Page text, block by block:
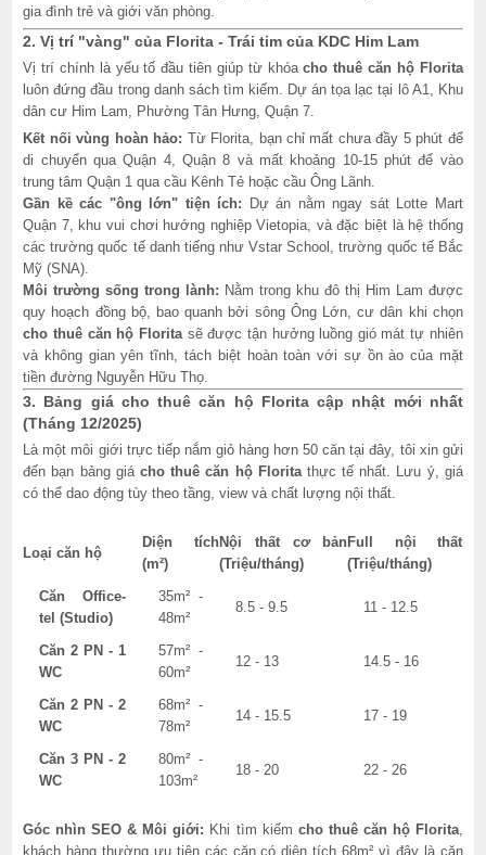
gia đình trẻ và giới văn phòng.
2. Vị trí "vàng" của Florita - Trái tim của KDC Him Lam
Vị trí chính là yếu tố đầu tiên giúp từ khóacho thuê căn hộ Florita
luôn đứng đầu trong danh sách tìm kiếm. Dự án tọa lạc tại lô A1, Khu
dân cư Him Lam, Phường Tân Hưng, Quận 7.
Kết nối vùng hoàn hảo: Từ Florita, bạn chỉ mất chưa đầy 5 phút để
di chuyển qua Quận 4, Quận 8 và mất khoảng 10-15 phút để vào
trung tâm Quận 1 qua cầu Kênh Tẻ hoặc cầu Ông Lãnh.
Gần kề các "ông lớn" tiện ích: Dự án nằm ngay sát Lotte Mart
Quận 7, khu vui chơi hướng nghiệp Vietopia, và đặc biệt là hệ thống
các trường quốc tế danh tiếng như Vstar School, trường quốc tế Bắc
Mỹ (SNA).
Môi trường sống trong lành: Nằm trong khu đô thị Him Lam được
quy hoạch đồng bộ, bao quanh bởi sông Ông Lớn, cư dân khi chọn
cho thuê căn hộ Floritasẽ được tận hưởng luồng gió mát tự nhiên
và không gian yên tĩnh, tách biệt hoàn toàn với sự ồn ào của mặt
tiền đường Nguyễn Hữu Thọ.
3. Bảng giá cho thuê căn hộ Florita cập nhật mới nhất
(Tháng 12/2025)
Là một môi giới trực tiếp nắm giỏ hàng hơn 50 căn tại đây, tôi xin gửi
đến bạn bảng giá cho thuê căn hộ Floritathực tế nhất. Lưu ý, giá
có thể dao động tùy theo tầng, view và chất lượng nội thất.
Loại căn hộ
Diện tích
(m²)
Nội thất cơ bản
(Triệu/tháng)
Full nội thất
(Triệu/tháng)
Căn Office-
tel (Studio)
35m² -
48m²
8.5 - 9.5 11 - 12.5
Căn 2 PN - 1
WC
57m² -
60m²
12 - 13 14.5 - 16
Căn 2 PN - 2
WC
68m² -
78m²
14 - 15.5 17 - 19
Căn 3 PN - 2
WC
80m² -
103m²
18 - 20 22 - 26
Góc nhìn SEO & Môi giới: Khi tìm kiếm cho thuê căn hộ Florita,
khách hàng thường ưu tiên các căn có diện tích 68m² vì đây là căn